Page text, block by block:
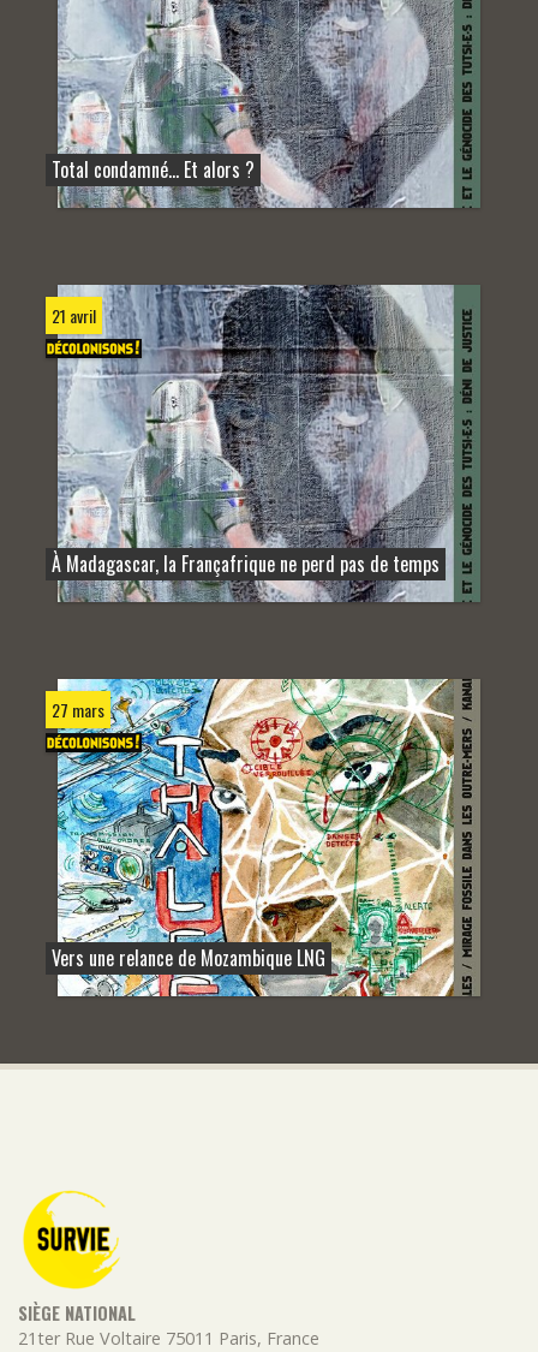
Total condamné… Et alors ?
21 avril
À Madagascar, la Françafrique ne perd pas de temps
27 mars
Vers une relance de Mozambique LNG
SIÈGE NATIONAL
21ter Rue Voltaire 75011 Paris, France